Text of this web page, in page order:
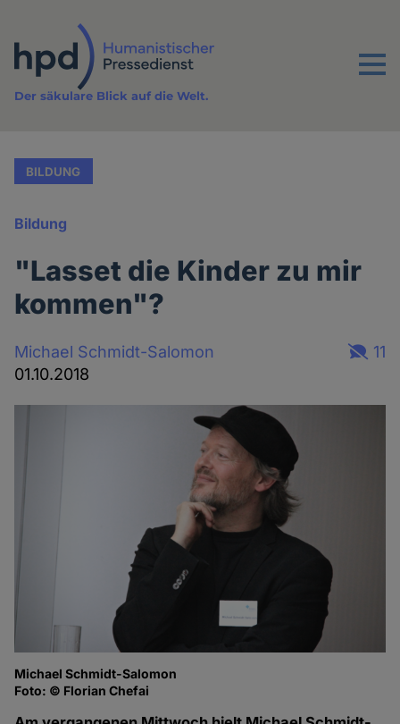
Inhalt
Menu
Der säkulare Blick auf die Welt.
BILDUNG
Bildung
"Lasset die Kinder zu mir
kommen"?
Michael Schmidt-Salomon
01.10.2018
11
Michael Schmidt-Salomon
Foto: © Florian Chefai